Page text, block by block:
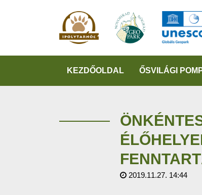
KEZDŐOLDAL ŐSVILÁGI
2019.11.27. 14:44